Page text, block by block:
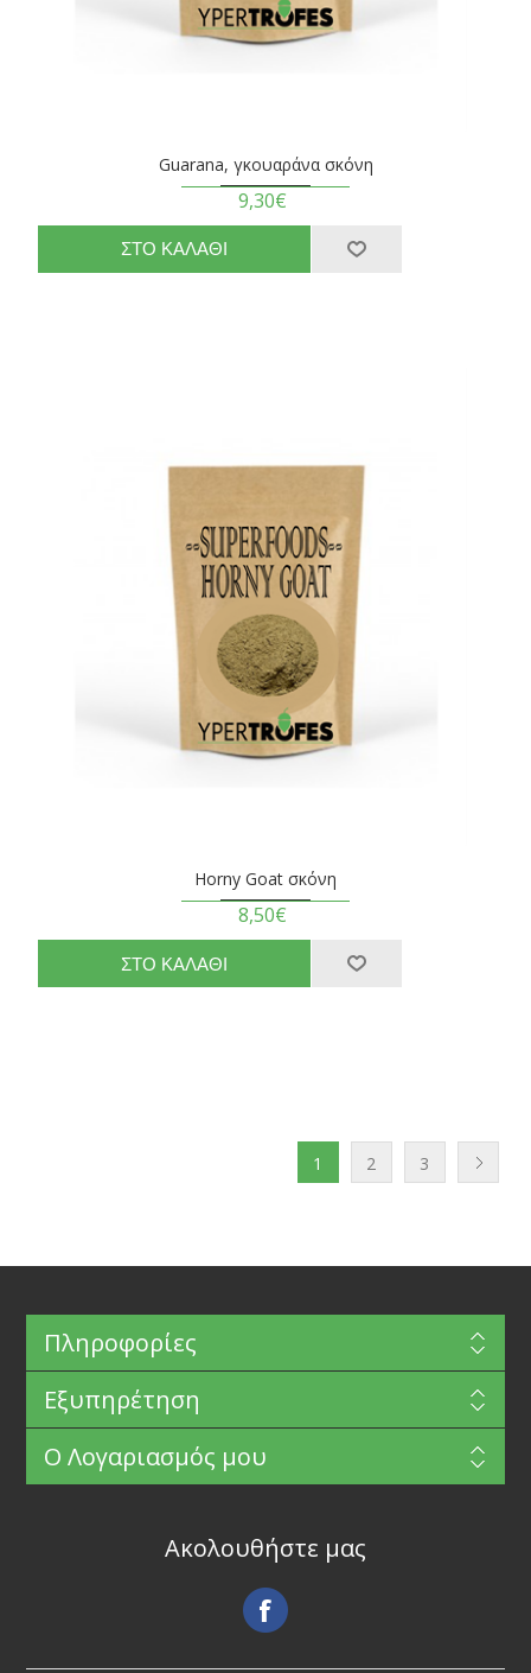
Guarana, γκουαράνα σκόνη
9,30€
Horny Goat σκόνη
8,50€
1 2 3
Πληροφορίες
Εξυπηρέτηση
Ο Λογαριασμός μου
Ακολουθήστε μας